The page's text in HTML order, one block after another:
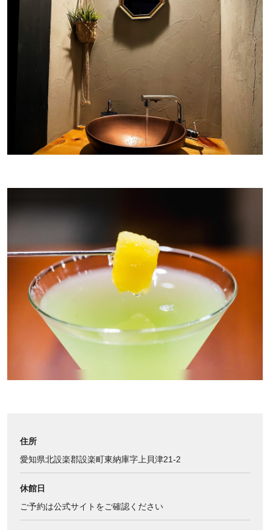
住所
愛知県北設楽郡設楽町東納庫字上貝津21-2
休館日
ご予約は公式サイトをご確認ください